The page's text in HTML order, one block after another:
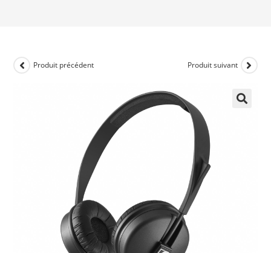
Produit précédent Produit suivant